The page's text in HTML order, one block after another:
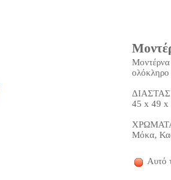
Μοντέρνα
ολόκληρο
45 x 49 x
Μόκα,
Αυτό